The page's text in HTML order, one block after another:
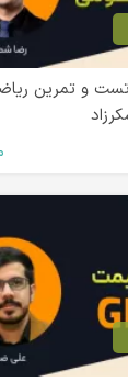
و تمرین